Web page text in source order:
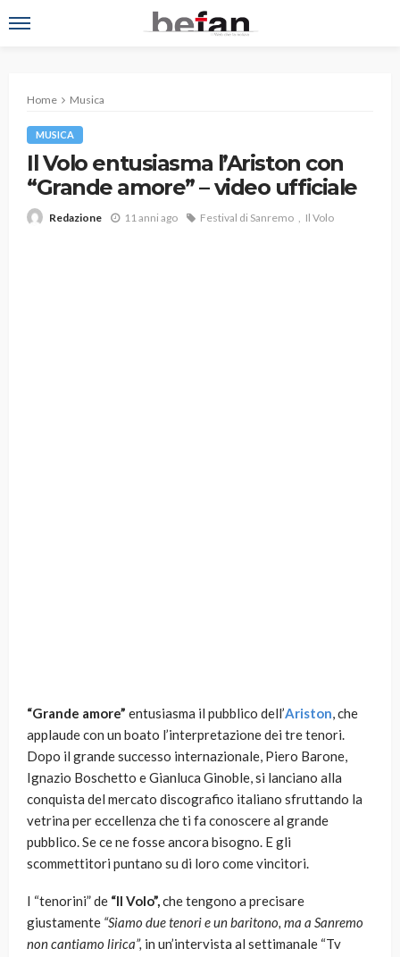
Home Musica
MUSICA
Il Volo entusiasma l’Ariston con
“Grande amore” – video ufficiale
Redazione 11 anni ago Festival di Sanremo Il Volo
“Grande amore” entusiasma il pubblico dell’Ariston, che
applaude con un boato l’interpretazione dei tre tenori.
Dopo il grande successo internazionale, Piero Barone,
Ignazio Boschetto e Gianluca Ginoble, si lanciano alla
conquista del mercato discografico italiano sfruttando la
vetrina per eccellenza che ti fa conoscere al grande
pubblico. Se ce ne fosse ancora bisogno. E gli
scommettitori puntano su di loro come vincitori.
I “tenorini” de “Il Volo”,che tengono a precisare
giustamente “Siamo due tenori e un baritono, ma a Sanremo
non cantiamo lirica”, in un’intervista al settimanale “Tv